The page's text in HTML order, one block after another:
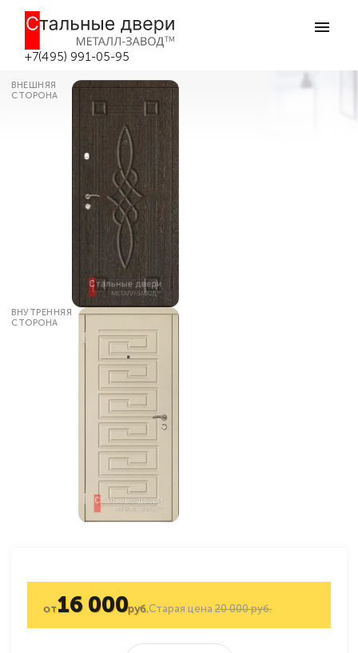
+7(495) 991-05-95
Дверь входная теплая для частного
дома №157 в Москве
ВНЕШНЯЯ
СТОРОНА
ВНУТРЕННЯЯ
СТОРОНА
Старая цена20 000 руб.
от16 000руб.